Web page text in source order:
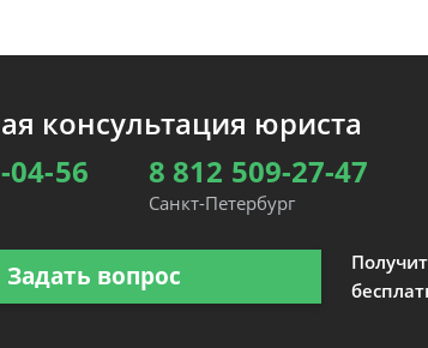
консультация юриста
04-56
8 812 509-27-47
Санкт-Петербург
Задать вопрос